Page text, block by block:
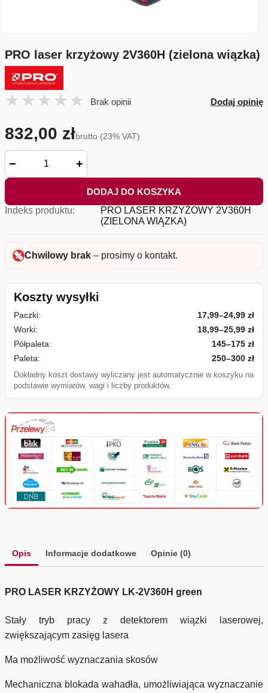
PRO laser krzyżowy 2V360H (zielona wiązka)
Brak opinii Dodaj opinię
832,00 złbrutto (23% VAT)
− +
DODAJ DO KOSZYKA
Indeks produktu:
PRO LASER KRZYŻOWY 2V360H
(ZIELONA WIĄZKA)
Chwilowy brak – prosimy o kontakt.
Koszty wysyłki
Paczki:
17,99–24,99 zł
Worki:
18,99–25,99 zł
Półpaleta:
145–175 zł
Paleta:
250–300 zł
Dokładny koszt dostawy wyliczany jest automatycznie w koszyku na
podstawie wymiarów, wagi i liczby produktów.
Opis Informacje dodatkowe Opinie (0)
PRO LASER KRZYŻOWY LK-2V360H green
Stały tryb pracy z detektorem wiązki laserowej,
zwiększającym zasięg lasera
Ma możliwość wyznaczania skosów
Mechaniczna blokada wahadła, umożliwiająca wyznaczanie